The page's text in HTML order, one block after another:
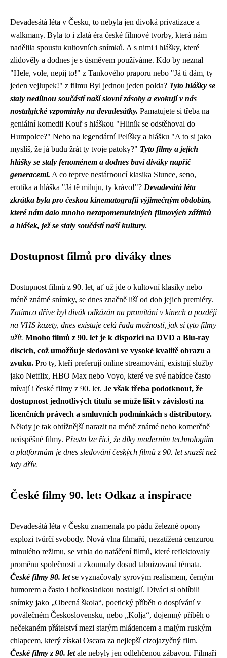
Devadesátá léta v Česku, to nebyla jen divoká privatizace a
walkmany. Byla to i zlatá éra české filmové tvorby, která nám
nadělila spoustu kultovních snímků. A s nimi i hlášky, které
zlidověly a dodnes je s úsměvem používáme. Kdo by neznal
"Hele, vole, nepij to!" z Tankového praporu nebo "Já ti dám, ty
jeden vejlupek!" z filmu Byl jednou jeden polda? Tyto hlášky se
staly nedílnou součástí naší slovní zásoby a evokují v nás
nostalgické vzpomínky na devadesátky. Pamatujete si třeba na
geniální komedii Kouř s hláškou "Hliník se odstěhoval do
Humpolce?" Nebo na legendární Pelíšky a hlášku "A to si jako
myslíš, že já budu žrát ty tvoje patoky?" Tyto filmy a jejich
hlášky se staly fenoménem a dodnes baví diváky napříč
generacemi. A co teprve nestárnoucí klasika Slunce, seno,
erotika a hláška "Já tě miluju, ty krávo!"? Devadesátá léta
zkrátka byla pro českou kinematografii výjimečným obdobím,
které nám dalo mnoho nezapomenutelných filmových zážitků
a hlášek, jež se staly součástí naší kultury.
Dostupnost filmů pro diváky dnes
Dostupnost filmů z 90. let, ať už jde o kultovní klasiky nebo
méně známé snímky, se dnes značně liší od dob jejich premiéry.
Zatímco dříve byl divák odkázán na promítání v kinech a později
na VHS kazety, dnes existuje celá řada možností, jak si tyto filmy
užít. Mnoho filmů z 90. let je k dispozici na DVD a Blu-ray
discích, což umožňuje sledování ve vysoké kvalitě obrazu a
zvuku. Pro ty, kteří preferují online streamování, existují služby
jako Netflix, HBO Max nebo Voyo, které ve své nabídce často
mívají i české filmy z 90. let. Je však třeba podotknout, že
dostupnost jednotlivých titulů se může lišit v závislosti na
licenčních právech a smluvních podmínkách s distributory.
Někdy je tak obtížnější narazit na méně známé nebo komerčně
neúspěšné filmy. Přesto lze říci, že díky moderním technologiím
a platformám je dnes sledování českých filmů z 90. let snazší než
kdy dřív.
České filmy 90. let: Odkaz a inspirace
Devadesátá léta v Česku znamenala po pádu železné opony
explozi tvůrčí svobody. Nová vlna filmařů, nezatížená cenzurou
minulého režimu, se vrhla do natáčení filmů, které reflektovaly
proměnu společnosti a zkoumaly dosud tabuizovaná témata.
České filmy 90. letse vyznačovaly syrovým realismem, černým
humorem a často i hořkosladkou nostalgií. Diváci si oblíbili
snímky jako „Obecná škola“, poetický příběh o dospívání v
poválečném Československu, nebo „Kolja“, dojemný příběh o
nečekaném přátelství mezi starým mládencem a malým ruským
chlapcem, který získal Oscara za nejlepší cizojazyčný film.
České filmy z 90. letale nebyly jen odlehčenou zábavou. Filmaři